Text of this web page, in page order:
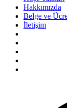
Hakkımızda
Belge ve
İletişim